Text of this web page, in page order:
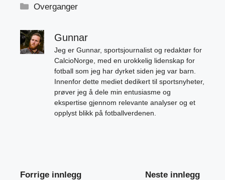
Kategorier
Overganger
Gunnar
Jeg er Gunnar, sportsjournalist og redaktør for
CalcioNorge, med en urokkelig lidenskap for
fotball som jeg har dyrket siden jeg var barn.
Innenfor dette mediet dedikert til sportsnyheter,
prøver jeg å dele min entusiasme og
ekspertise gjennom relevante analyser og et
opplyst blikk på fotballverdenen.
Forrige innlegg Neste innlegg